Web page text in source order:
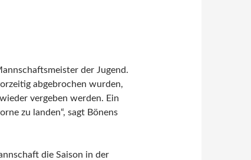
der Jugend.
abgebrochen wurden,
vergeben werden. Ein
zu landen“, sagt Bönens
die Saison in der